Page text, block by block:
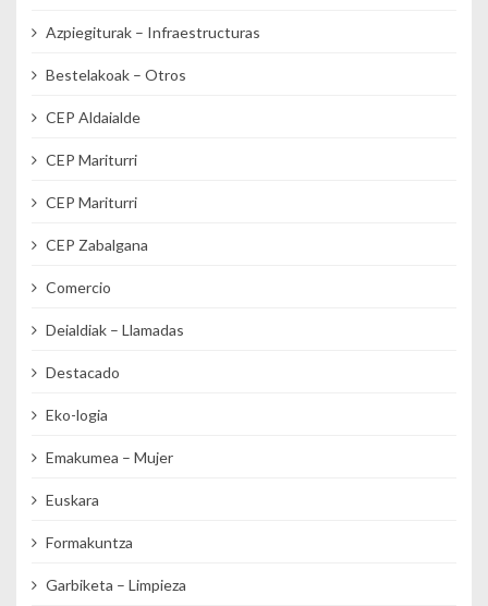
Azpiegiturak – Infraestructuras
Bestelakoak – Otros
CEP Aldaialde
CEP Mariturri
CEP Mariturri
CEP Zabalgana
Comercio
Deialdiak – Llamadas
Destacado
Eko-logia
Emakumea – Mujer
Euskara
Formakuntza
Garbiketa – Limpieza